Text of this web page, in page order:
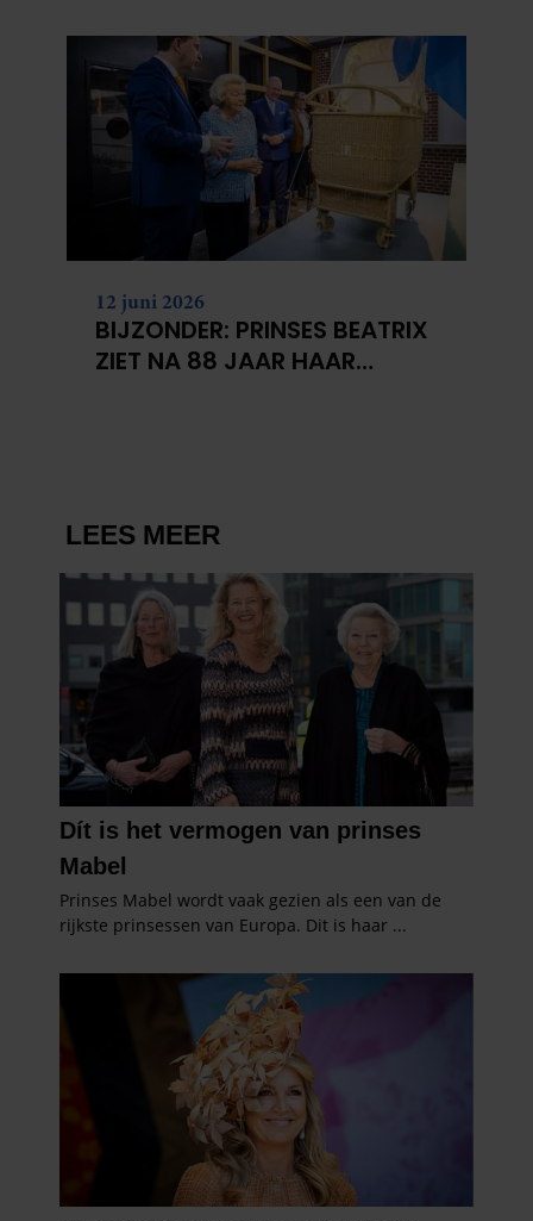
12 juni 2026
BIJZONDER: PRINSES BEATRIX
ZIET NA 88 JAAR HAAR